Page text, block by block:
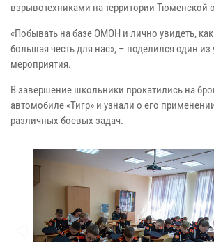
взрывотехниками на территории Тюменской
«Побывать на базе ОМОН и лично увидеть,
большая честь для нас», – поделился один из
мероприятия.
В завершение школьники прокатились на
автомобиле «Тигр» и узнали о его
различных боевых задач.